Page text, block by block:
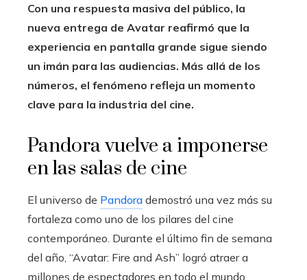
Con una respuesta masiva del público, la
nueva entrega de Avatar reafirmó que la
experiencia en pantalla grande sigue siendo
un imán para las audiencias. Más allá de los
números, el fenómeno refleja un momento
clave para la industria del cine.
Pandora vuelve a imponerse
en las salas de cine
El universo de Pandora demostró una vez más su
fortaleza como uno de los pilares del cine
contemporáneo. Durante el último fin de semana
del año, “Avatar: Fire and Ash” logró atraer a
millones de espectadores en todo el mundo,